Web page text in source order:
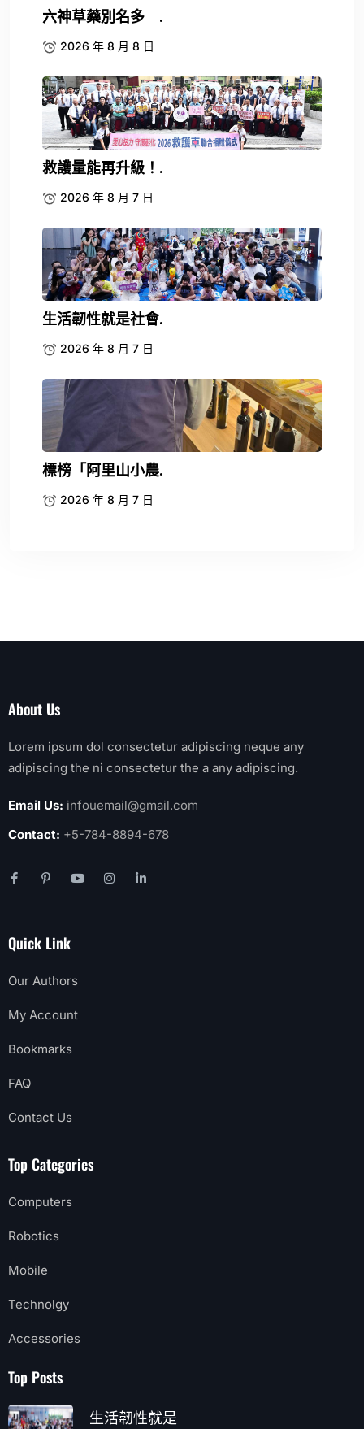
六神草藥別名多 .
2026 年 8 月 8 日
救護量能再升級！.
2026 年 8 月 7 日
生活韌性就是社會.
2026 年 8 月 7 日
標榜「阿里山小農.
2026 年 8 月 7 日
About Us
Lorem ipsum dol consectetur adipiscing neque any
adipiscing the ni consectetur the a any adipiscing.
Email Us: infouemail@gmail.com
Contact: +5-784-8894-678
Quick Link
Our Authors
My Account
Bookmarks
FAQ
Contact Us
Top Categories
Computers
Robotics
Mobile
Technolgy
Accessories
Top Posts
生活韌性就是